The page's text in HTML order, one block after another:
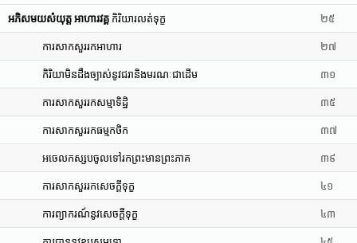
អភិសមយសំយុត្ត អាហារវគ្គ កិរិយារលត់ទុក្ខ ២៥
ការសាកសួររកអាហារ ២៧
កិរិយាមិនដឹងច្បាស់នូវជរានិងមរណៈជាដើម ៣១
ការសាកសួររកសម្មាទិដ្ឋិ ៣៥
ការសាកសួររកធម្មកថិក ៣៧
អចេលកស្សបចូលទៅរកព្រះមានព្រះភាគ ៣៩
ការសាកសួររកសេចក្តីទុក្ខ ៤១
ការព្យាករណ៍នូវសេចក្តីទុក្ខ ៤៣